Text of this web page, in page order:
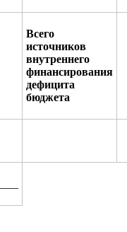
Всего
источников
внутреннего
финансирования
дефицита
бюджета